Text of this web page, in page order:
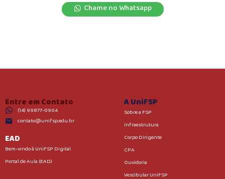
Chame no Whatsapp
Entre em Contato
(14) 99877-0904
contato@unifsp.edu.br
EAD
Bem-vindo à UniFSP Digital
Portal de Aula (EAD)
A UniFSP
Sobre a FSP
Infraestrutura
Corpo Dirigente
CPA
Ouvidoria
Vestibular UniFSP